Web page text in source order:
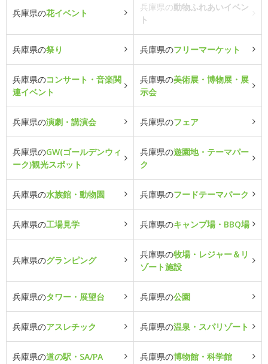
兵庫県の花イベント
兵庫県の動物ふれあいイベン
ト
兵庫県の祭り 兵庫県のフリーマーケット
兵庫県のコンサート・音楽関
連イベント
兵庫県の美術展・博物展・展
示会
兵庫県の演劇・講演会 兵庫県のフェア
兵庫県のGW(ゴールデンウィ
ーク)観光スポット
兵庫県の遊園地・テーマパー
ク
兵庫県の水族館・動物園 兵庫県のフードテーマパーク
兵庫県の工場見学 兵庫県のキャンプ場・BBQ場
兵庫県のグランピング
兵庫県の牧場・レジャー＆リ
ゾート施設
兵庫県のタワー・展望台 兵庫県の公園
兵庫県のアスレチック 兵庫県の温泉・スパリゾート
兵庫県の道の駅・SA/PA 兵庫県の博物館・科学館